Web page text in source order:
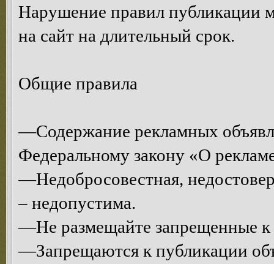
Нарушение правил публикации
на сайт на длительный срок.
Общие правила
—Содержание рекламных
Федеральному закону «О
—Недобросовестная,
– недопустима.
—Не размещайте запрещенные к
—Запрещаются к публикации